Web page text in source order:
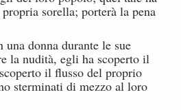
sorella; porterà la pena
una donna durante le sue
la nudità, egli ha scoperto il
il flusso del proprio
sterminati di mezzo al loro